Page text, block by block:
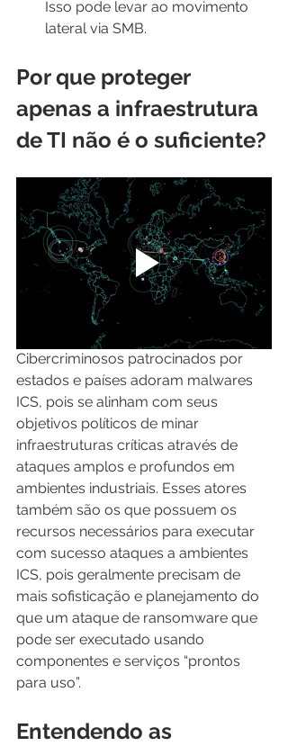
Isso pode levar ao movimento
lateral via SMB.
Por que proteger
apenas a infraestrutura
de TI não é o suficiente?
Cibercriminosos patrocinados por
estados e países adoram malwares
ICS, pois se alinham com seus
objetivos políticos de minar
infraestruturas críticas através de
ataques amplos e profundos em
ambientes industriais. Esses atores
também são os que possuem os
recursos necessários para executar
com sucesso ataques a ambientes
ICS, pois geralmente precisam de
mais sofisticação e planejamento do
que um ataque de ransomware que
pode ser executado usando
componentes e serviços “prontos
para uso”.
Entendendo as